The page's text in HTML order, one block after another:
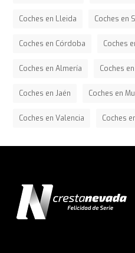
Coches en Lleida Coches en
Coches en Córdoba Coches
Coches en Almería Coches
Coches en Jaén Coches en
Coches en Valencia Coches